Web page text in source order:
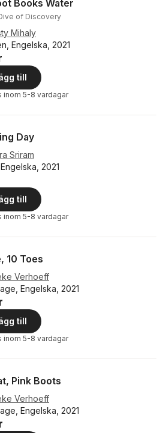
Books Water
of Discovery
Mihaly
Engelska, 2021
till
inom 5-8 vardagar
Day
Sriram
2021
till
inom 5-8 vardagar
10 Toes
Verhoeff
Engelska, 2021
till
inom 5-8 vardagar
Pink Boots
Verhoeff
Engelska, 2021